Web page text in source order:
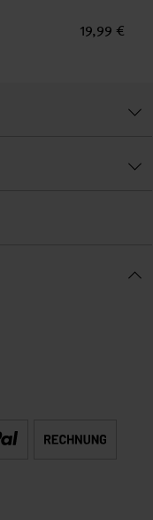
19,99 €